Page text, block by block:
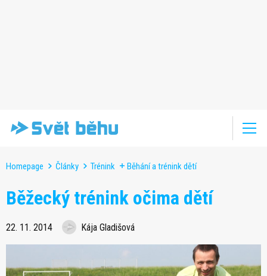
Homepage Články Trénink Běhání a trénink dětí
Běžecký trénink očima dětí
22. 11. 2014 Kája Gladišová